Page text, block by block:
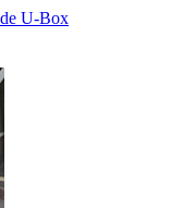
U-Box